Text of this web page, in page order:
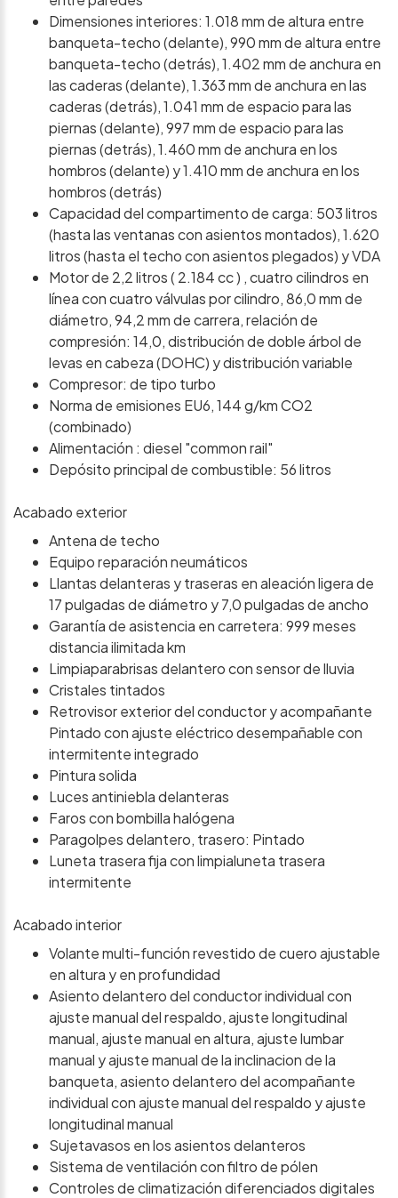
Dimensiones interiores: 1.018 mm de altura entre
banqueta-techo (delante), 990 mm de altura entre
banqueta-techo (detrás), 1.402 mm de anchura en
las caderas (delante), 1.363 mm de anchura en las
caderas (detrás), 1.041 mm de espacio para las
piernas (delante), 997 mm de espacio para las
piernas (detrás), 1.460 mm de anchura en los
hombros (delante) y 1.410 mm de anchura en los
hombros (detrás)
Capacidad del compartimento de carga: 503 litros
(hasta las ventanas con asientos montados), 1.620
litros (hasta el techo con asientos plegados) y VDA
Motor de 2,2 litros ( 2.184 cc ) , cuatro cilindros en
línea con cuatro válvulas por cilindro, 86,0 mm de
diámetro, 94,2 mm de carrera, relación de
compresión: 14,0, distribución de doble árbol de
levas en cabeza (DOHC) y distribución variable
Compresor: de tipo turbo
Norma de emisiones EU6, 144 g/km CO2
(combinado)
Alimentación : diesel "common rail"
Depósito principal de combustible: 56 litros
Acabado exterior
Antena de techo
Equipo reparación neumáticos
Llantas delanteras y traseras en aleación ligera de
17 pulgadas de diámetro y 7,0 pulgadas de ancho
Garantía de asistencia en carretera: 999 meses
distancia ilimitada km
Limpiaparabrisas delantero con sensor de lluvia
Cristales tintados
Retrovisor exterior del conductor y acompañante
Pintado con ajuste eléctrico desempañable con
intermitente integrado
Pintura solida
Luces antiniebla delanteras
Faros con bombilla halógena
Paragolpes delantero, trasero: Pintado
Luneta trasera fija con limpialuneta trasera
intermitente
Acabado interior
Volante multi-función revestido de cuero ajustable
en altura y en profundidad
Asiento delantero del conductor individual con
ajuste manual del respaldo, ajuste longitudinal
manual, ajuste manual en altura, ajuste lumbar
manual y ajuste manual de la inclinacion de la
banqueta, asiento delantero del acompañante
individual con ajuste manual del respaldo y ajuste
longitudinal manual
Sujetavasos en los asientos delanteros
Sistema de ventilación con filtro de pólen
Controles de climatización diferenciados digitales